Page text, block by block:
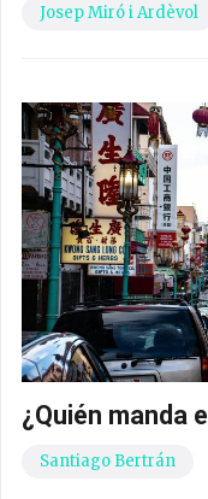
Josep Miró i Ardèvol
¿Quién manda
Santiago Bertrán